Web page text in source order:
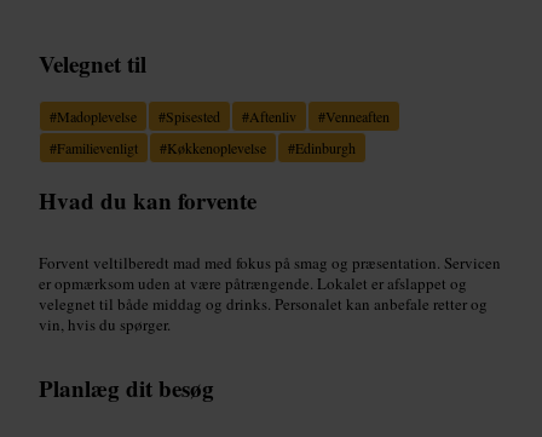
Velegnet til
#Madoplevelse #Spisested #Aftenliv #Venneaften
#Familievenligt #Køkkenoplevelse #Edinburgh
Hvad du kan forvente
Forvent veltilberedt mad med fokus på smag og præsentation. Servicen
er opmærksom uden at være påtrængende. Lokalet er afslappet og
velegnet til både middag og drinks. Personalet kan anbefale retter og
vin, hvis du spørger.
Planlæg dit besøg